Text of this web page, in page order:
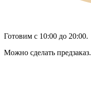
Готовим с 10:00 до 20:00.
Можно сделать предзаказ.